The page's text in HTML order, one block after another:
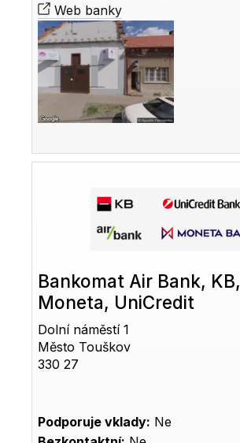
Web banky
Bankomat Air Bank, KB,
Moneta, UniCredit
Dolní náměstí 1
Město Touškov
330 27
Podporuje vklady: Ne